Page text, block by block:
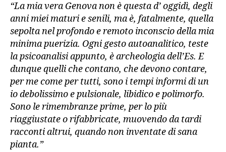
“La mia vera Genova non è questa d’ oggidì, degli
anni miei maturi e senili, ma è, fatalmente, quella
sepolta nel profondo e remoto inconscio della mia
minima puerizia. Ogni gesto autoanalitico, teste
la psicoanalisi appunto, è archeologia dell’Es. E
dunque quelli che contano, che devono contare,
per me come per tutti, sono i tempi informi di un
io debolissimo e pulsionale, libidico e polimorfo.
Sono le rimembranze prime, per lo più
riaggiustate o rifabbricate, muovendo da tardi
racconti altrui, quando non inventate di sana
pianta.”